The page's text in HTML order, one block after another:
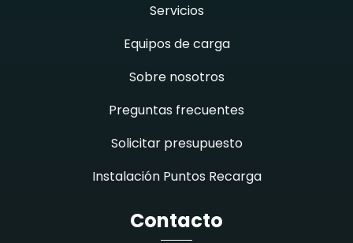
Servicios
Equipos de carga
Sobre nosotros
Preguntas frecuentes
Solicitar presupuesto
Instalación Puntos Recarga
Contacto